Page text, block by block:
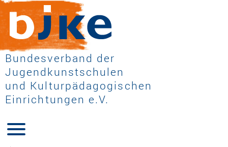
Bundesverband der
Jugendkunstschulen
und Kulturpädagogischen
Einrichtungen e.V.